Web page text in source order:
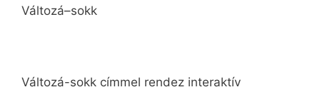
Változá–sokk
Változá-sokk címmel rendez interaktív